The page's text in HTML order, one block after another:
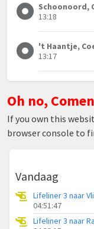
Schoonoord,
13:18
't Haantje,
13:17
Oh no,
If you own this
browser console to
Vandaag
Lifeliner 3 naar
04:51:47